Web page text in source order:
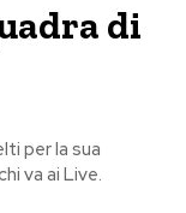
di
per la sua
va ai Live.